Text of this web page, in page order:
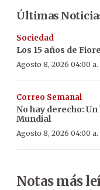
Últimas
Sociedad
Los 15 años de
Agosto 8, 2026 04:00 a.
Correo Semanal
No hay derecho:
Mundial
Agosto 8, 2026 04:00 a.
Notas más